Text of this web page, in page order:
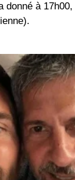
donné à